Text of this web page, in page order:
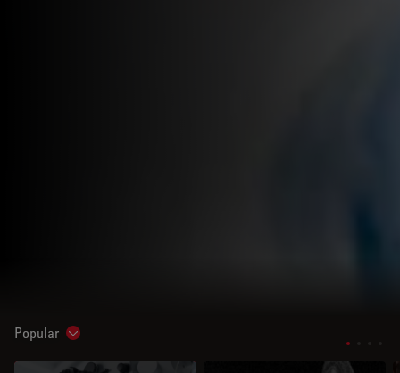
Popular Show subnavigation